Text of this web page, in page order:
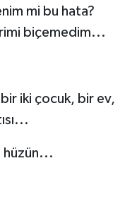
mi bu hata?
biçemedim...
bir iki çocuk, bir ev,
hüzün...